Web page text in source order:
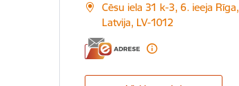
Cēsu iela 31 k-3, 6. ieeja Rīga,
Latvija, LV-1012